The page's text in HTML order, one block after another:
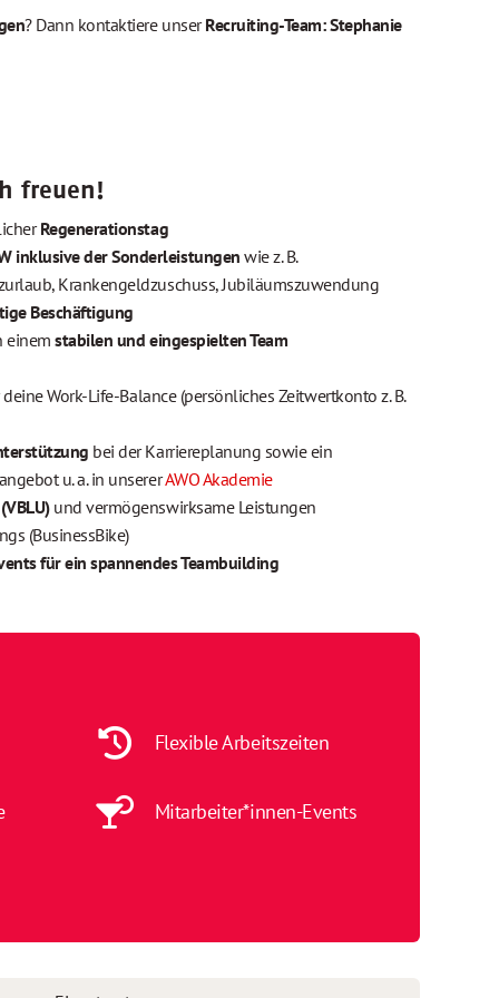
? Dann kontaktiere unserRecruiting-Team: Stephanie
freuen!
Regenerationstag
inklusive der Sonderleistungen wie z. B.
Krankengeldzuschuss, Jubiläumszuwendung
Beschäftigung
einemstabilen und eingespielten Team
Work-Life-Balance (persönliches Zeitwertkonto z. B.
bei der Karriereplanung sowie ein
u. a. in unsererAWO Akademie
und vermögenswirksame Leistungen
(BusinessBike)
für ein spannendes Teambuilding
Flexible Arbeitszeiten
Mitarbeiter*innen-Events